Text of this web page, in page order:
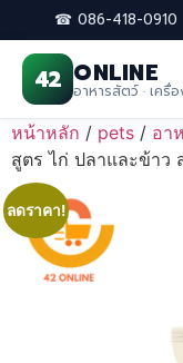
☎ 086-418-0910
42 ONLINE
อาหารสัตว์ · เครื่
Skip
to
content
หน้าหลัก / pets / อา
สูตร ไก่ ปลาและข้าว
ลดราคา!